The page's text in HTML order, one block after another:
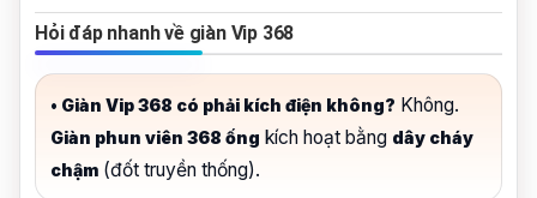
Hỏi đáp nhanh về giàn Vip 368
• Giàn Vip 368 có phải kích điện không? Không.
Giàn phun viên 368 ống kích hoạt bằng dây cháy
chậm (đốt truyền thống).